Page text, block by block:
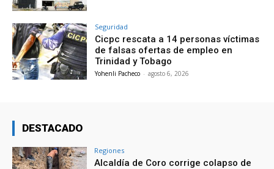
Seguridad
Cicpc rescata a 14 personas víctimas
de falsas ofertas de empleo en
Trinidad y Tobago
Yohenli Pacheco - agosto 6, 2026
DESTACADO
Regiones
Alcaldía de Coro corrige colapso de